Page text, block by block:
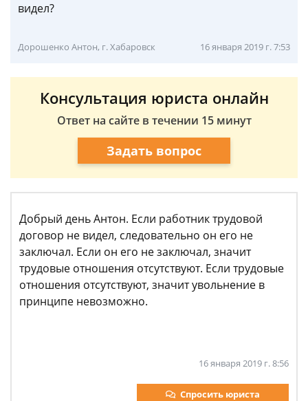
видел?
Дорошенко Антон, г. Хабаровск 16 января 2019 г. 7:53
Консультация юриста онлайн
Ответ на сайте в течении 15 минут
Задать вопрос
Добрый день Антон. Если работник трудовой
договор не видел, следовательно он его не
заключал. Если он его не заключал, значит
трудовые отношения отсутствуют. Если трудовые
отношения отсутствуют, значит увольнение в
принципе невозможно.
16 января 2019 г. 8:56
Спросить юриста